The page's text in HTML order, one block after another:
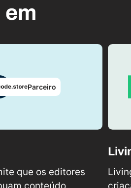
em
Parceiro
que os editores
conteúdo,